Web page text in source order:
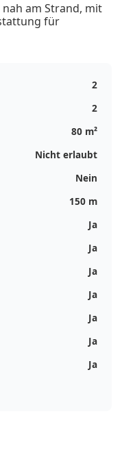
am Strand, mit
für
2
2
80 m²
Nicht erlaubt
Nein
150 m
Ja
Ja
Ja
Ja
Ja
Ja
Ja